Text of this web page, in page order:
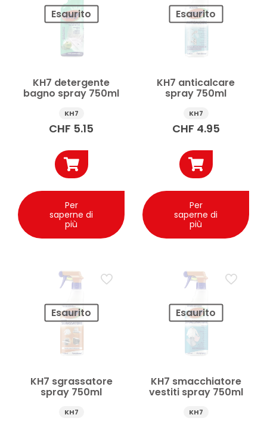
Esaurito
KH7 detergente
bagno spray 750ml
KH7
CHF 5.15
Per
saperne di
più
Esaurito
KH7 anticalcare
spray 750ml
KH7
CHF 4.95
Per
saperne di
più
Esaurito
KH7 sgrassatore
spray 750ml
KH7
Esaurito
KH7 smacchiatore
vestiti spray 750ml
KH7